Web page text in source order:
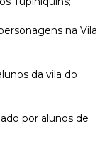
na Vila
da vila do
por alunos de